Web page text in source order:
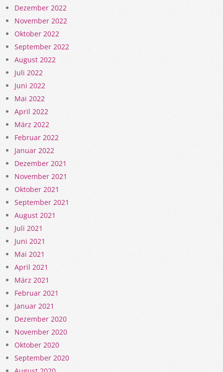
Dezember 2022
November 2022
Oktober 2022
September 2022
August 2022
Juli 2022
Juni 2022
Mai 2022
April 2022
März 2022
Februar 2022
Januar 2022
Dezember 2021
November 2021
Oktober 2021
September 2021
August 2021
Juli 2021
Juni 2021
Mai 2021
April 2021
März 2021
Februar 2021
Januar 2021
Dezember 2020
November 2020
Oktober 2020
September 2020